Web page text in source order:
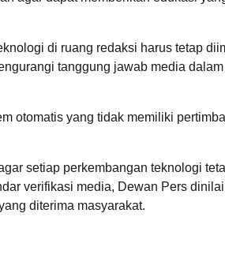
di ruang redaksi harus tetap
tanggung jawab media
otomatis yang tidak memiliki
setiap perkembangan teknologi
verifikasi media, Dewan Pers
diterima masyarakat.